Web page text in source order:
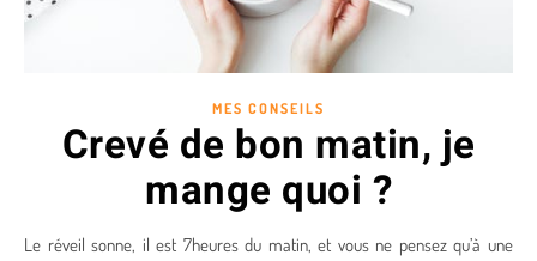
MES CONSEILS
Crevé de bon matin, je
mange quoi ?
Le réveil sonne, il est 7heures du matin, et vous ne pensez qu’à une